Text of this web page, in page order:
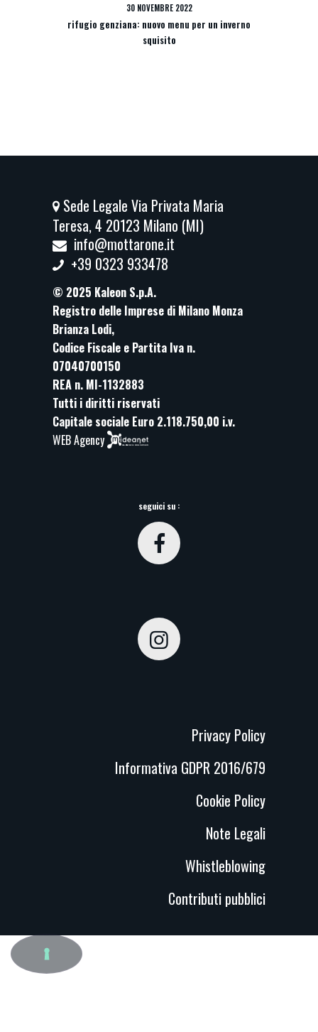
30 NOVEMBRE 2022
rifugio genziana: nuovo menu per un inverno
squisito
Sede Legale Via Privata Maria
Teresa, 4 20123 Milano (MI)
info@mottarone.it
+39 0323 933478
© 2025 Kaleon S.p.A.
Registro delle Imprese di Milano Monza
Brianza Lodi,
Codice Fiscale e Partita Iva n.
07040700150
REA n. MI-1132883
Tutti i diritti riservati
Capitale sociale Euro 2.118.750,00 i.v.
WEB Agency
seguici su :
Privacy Policy
Informativa GDPR 2016/679
Cookie Policy
Note Legali
Whistleblowing
Contributi pubblici